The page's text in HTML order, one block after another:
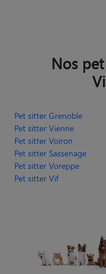
Nos
Pet sitter Grenoble
Pet sitter Vienne
Pet sitter Voiron
Pet sitter Sassenage
Pet sitter Voreppe
Pet sitter Vif